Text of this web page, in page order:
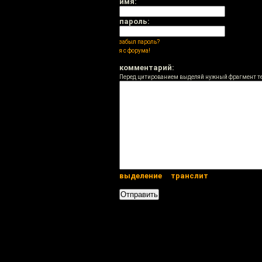
пароль:
забыл пароль?
я с форума!
комментарий:
Перед цитированием выделяй нужный фрагмент
выделение транслит